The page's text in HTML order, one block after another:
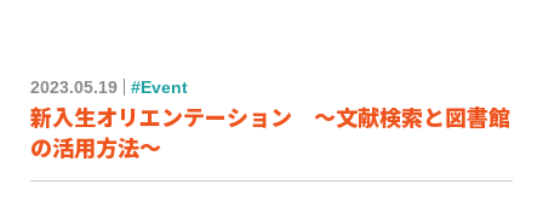
2023.05.19 #Event
新入生オリエンテーション 〜文献検索と図書館
の活用方法〜